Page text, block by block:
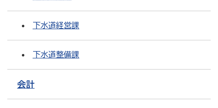
下水道経営課
下水道整備課
会計